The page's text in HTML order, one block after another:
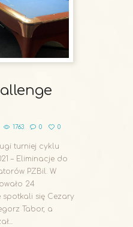
1763 0 0
turniej cyklu
– Eliminacje do
PZBil. W
24
spotkali się Cezary
Tabor, a